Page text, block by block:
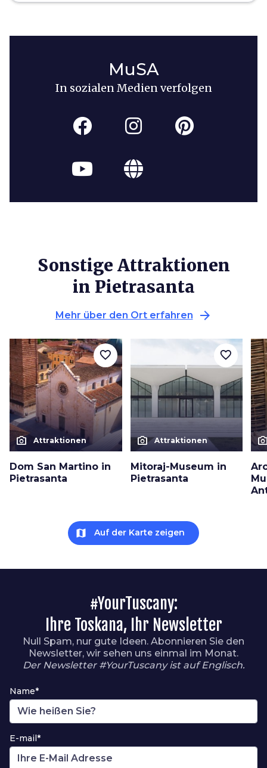
MuSA
In sozialen Medien verfolgen
Sonstige Attraktionen
in Pietrasanta
Mehr über den Ort erfahren arrow_forward
photo_camera Attraktionen
Dom San Martino in
Pietrasanta
favorite_border
photo_camera Attraktionen
Mitoraj-Museum in
Pietrasanta
favorite_border
map Auf der Karte zeigen
#YourTuscany:
Ihre Toskana, Ihr Newsletter
Null Spam, nur gute Ideen. Abonnieren Sie den
Newsletter, wir sehen uns einmal im Monat.
Der Newsletter #YourTuscany ist auf Englisch.
Name*
E-mail*